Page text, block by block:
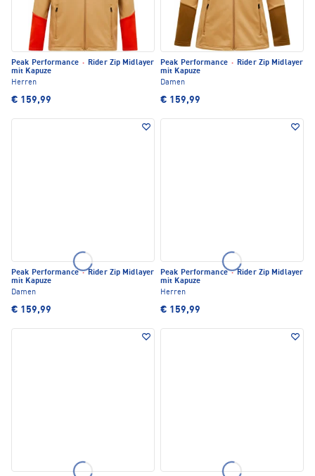
Peak Performance · Rider Zip Midlayer
mit Kapuze
Herren
€ 159,99
Peak Performance · Rider Zip Midlayer
mit Kapuze
Damen
€ 159,99
Peak Performance·Rider Zip Midlayer
mit Kapuze
Damen
€ 159,99
Peak Performance·Rider Zip Midlayer
mit Kapuze
Herren
€ 159,99